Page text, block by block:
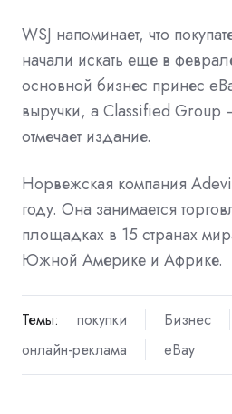
WSJ напоминает, что
начали искать еще в
основной бизнес принес
выручки, а Classified
отмечает издание.
Норвежская компания
году. Она занимается
площадках в 15 странах
Южной Америке и Африке.
Темы: покупки
Бизнес
онлайн-реклама
eBay